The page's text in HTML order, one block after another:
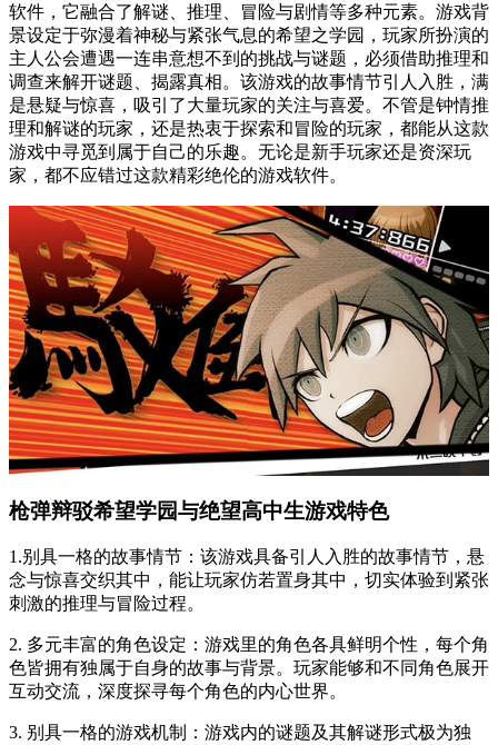
软件，它融合了解谜、推理、冒险与剧情等多种元素。游戏背
景设定于弥漫着神秘与紧张气息的希望之学园，玩家所扮演的
主人公会遭遇一连串意想不到的挑战与谜题，必须借助推理和
调查来解开谜题、揭露真相。该游戏的故事情节引人入胜，满
是悬疑与惊喜，吸引了大量玩家的关注与喜爱。不管是钟情推
理和解谜的玩家，还是热衷于探索和冒险的玩家，都能从这款
游戏中寻觅到属于自己的乐趣。无论是新手玩家还是资深玩
家，都不应错过这款精彩绝伦的游戏软件。
枪弹辩驳希望学园与绝望高中生游戏特色
1.别具一格的故事情节：该游戏具备引人入胜的故事情节，悬
念与惊喜交织其中，能让玩家仿若置身其中，切实体验到紧张
刺激的推理与冒险过程。
2. 多元丰富的角色设定：游戏里的角色各具鲜明个性，每个角
色皆拥有独属于自身的故事与背景。玩家能够和不同角色展开
互动交流，深度探寻每个角色的内心世界。
3. 别具一格的游戏机制：游戏内的谜题及其解谜形式极为独